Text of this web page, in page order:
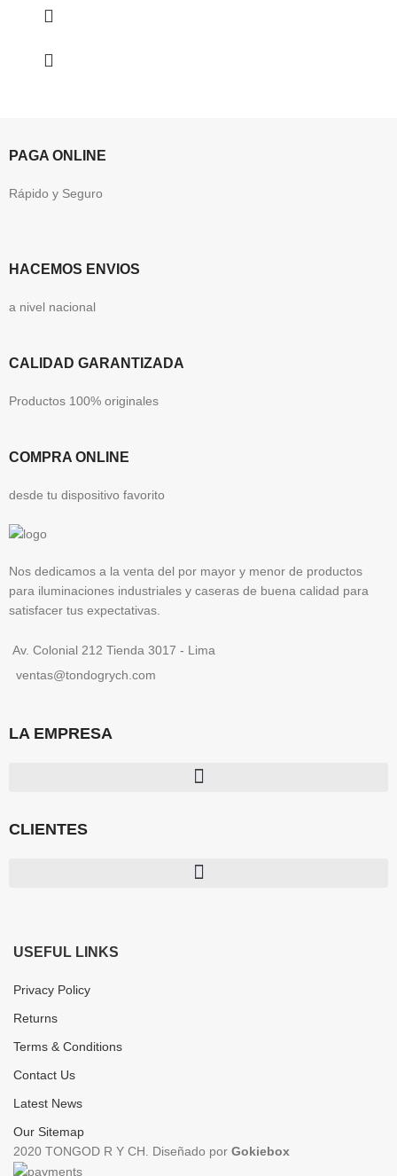
PAGA ONLINE
Rápido y Seguro
HACEMOS ENVIOS
a nivel nacional
CALIDAD GARANTIZADA
Productos 100% originales
COMPRA ONLINE
desde tu dispositivo favorito
Nos dedicamos a la venta del por mayor y menor de productos
para iluminaciones industriales y caseras de buena calidad para
satisfacer tus expectativas.
Av. Colonial 212 Tienda 3017 - Lima
ventas@tondogrych.com
LA EMPRESA
CLIENTES
USEFUL LINKS
Privacy Policy
Returns
Terms & Conditions
Contact Us
Latest News
Our Sitemap
2020 TONGOD R Y CH. Diseñado por Gokiebox